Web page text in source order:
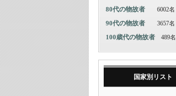
80代の物故者 6002名
90代の物故者 3657名
100歳代の物故者 489名
国家別リスト